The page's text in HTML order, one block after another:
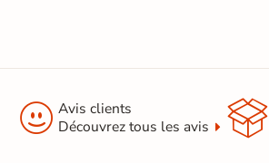
 Avis clients
Découvrez tous les avis
